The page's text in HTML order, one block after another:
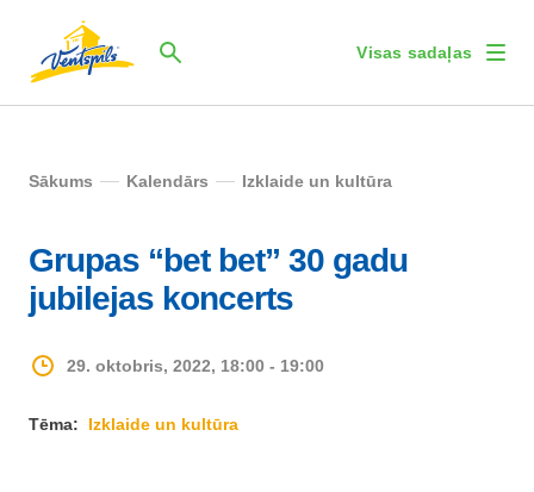
Visas sadaļas
Sākums Kalendārs Izklaide un kultūra
Grupas “bet bet” 30 gadu
jubilejas koncerts
29. oktobris, 2022, 18:00 - 19:00
Tēma: Izklaide un kultūra